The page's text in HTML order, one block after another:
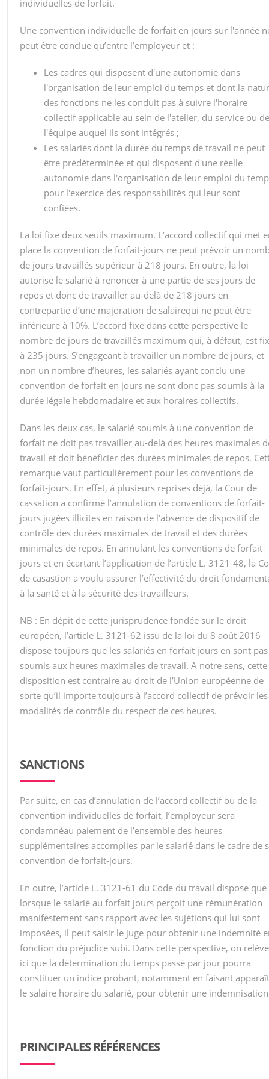
individuelles de forfait.
Une convention individuelle de forfait en jours sur l'année
peut être conclue qu’entre l’employeur et :
Les cadres qui disposent d'une autonomie dans
l'organisation de leur emploi du temps et dont la
des fonctions ne les conduit pas à suivre l'horaire
collectif applicable au sein de l'atelier, du service ou de
l'équipe auquel ils sont intégrés ;
Les salariés dont la durée du temps de travail ne peut
être prédéterminée et qui disposent d'une réelle
autonomie dans l'organisation de leur emploi du
pour l'exercice des responsabilités qui leur sont
confiées.
La loi fixe deux seuils maximum. L’accord collectif qui met
place la convention de forfait-jours ne peut prévoir un
de jours travaillés supérieur à 218 jours. En outre, la loi
autorise le salarié à renoncer à une partie de ses jours de
repos et donc de travailler au-delà de 218 jours en
contrepartie d’une majoration de salairequi ne peut être
inférieure à 10%. L’accord fixe dans cette perspective le
nombre de jours de travaillés maximum qui, à défaut, est
à 235 jours. S’engageant à travailler un nombre de jours, et
non un nombre d’heures, les salariés ayant conclu une
convention de forfait en jours ne sont donc pas soumis à la
durée légale hebdomadaire et aux horaires collectifs.
Dans les deux cas, le salarié soumis à une convention de
forfait ne doit pas travailler au-delà des heures maximales
travail et doit bénéficier des durées minimales de repos.
remarque vaut particulièrement pour les conventions de
forfait-jours. En effet, à plusieurs reprises déjà, la Cour de
cassation a confirmé l’annulation de conventions de forfait-
jours jugées illicites en raison de l’absence de dispositif de
contrôle des durées maximales de travail et des durées
minimales de repos. En annulant les conventions de forfait-
jours et en écartant l’application de l’article L. 3121-48, la
de casastion a voulu assurer l’effectivité du droit
à la santé et à la sécurité des travailleurs.
NB : En dépit de cette jurisprudence fondée sur le droit
européen, l’article L. 3121-62 issu de la loi du 8 août 2016
dispose toujours que les salariés en forfait jours en sont pas
soumis aux heures maximales de travail. A notre sens, cette
disposition est contraire au droit de l’Union européenne de
sorte qu’il importe toujours à l’accord collectif de prévoir les
modalités de contrôle du respect de ces heures.
SANCTIONS
Par suite, en cas d’annulation de l’accord collectif ou de la
convention individuelles de forfait, l’employeur sera
condamnéau paiement de l’ensemble des heures
supplémentaires accomplies par le salarié dans le cadre de
convention de forfait-jours.
En outre, l’article L. 3121-61 du Code du travail dispose que
lorsque le salarié au forfait jours perçoit une rémunération
manifestement sans rapport avec les sujétions qui lui sont
imposées, il peut saisir le juge pour obtenir une indemnité
fonction du préjudice subi. Dans cette perspective, on
ici que la détermination du temps passé par jour pourra
constituer un indice probant, notamment en faisant
le salaire horaire du salarié, pour obtenir une
PRINCIPALES RÉFÉRENCES